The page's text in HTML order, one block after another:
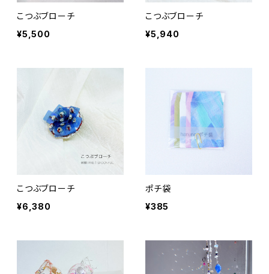
こつぶブローチ
¥5,500
こつぶブローチ
¥5,940
こつぶブローチ
¥6,380
ポチ袋
¥385